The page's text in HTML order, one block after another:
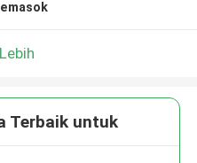
Terbaik untuk